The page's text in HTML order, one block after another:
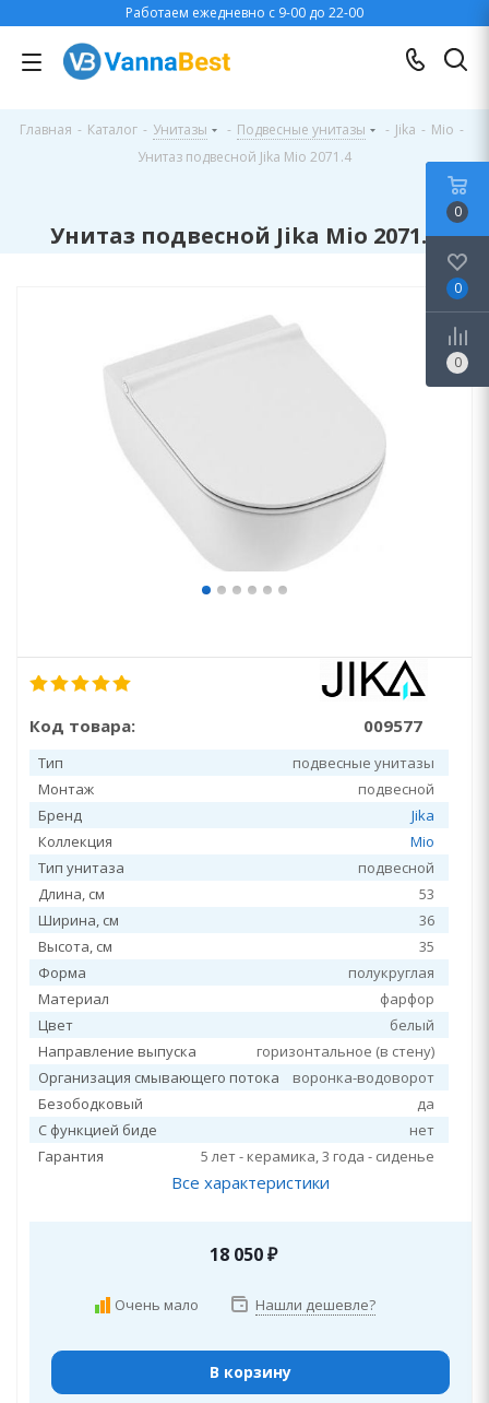
Работаем ежедневно с 9-00 до 22-00
Главная - Каталог - Унитазы - Подвесные унитазы - Jika - Mio -
Унитаз подвесной Jika Mio 2071.4
Унитаз подвесной Jika Mio 2071.4
Код товара: 009577
Тип
подвесные унитазы
Монтаж
подвесной
Бренд
Jika
Коллекция
Mio
Тип унитаза
подвесной
Длина, см
53
Ширина, см
36
Высота, см
35
Форма
полукруглая
Материал
фарфор
Цвет
белый
Направление выпуска
горизонтальное (в стену)
Организация смывающего потока
воронка-водоворот
Безободковый
да
С функцией биде
нет
Гарантия
5 лет - керамика, 3 года - сиденье
Все характеристики
18 050₽
Очень мало Нашли дешевле?
В корзину
0
0
0